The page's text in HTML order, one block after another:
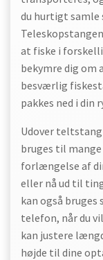
du hurtigt samle
at fiske i
bekymre dig om
besværlig
pakkes ned i din
Udover
bruges til
forlængelse af
eller nå ud til
kan også
telefon, når du
kan justere
højde til dine